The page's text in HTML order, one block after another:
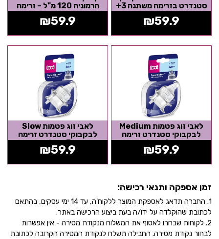
סטנדרט בזרימה משתנה 3+
₪59.9
הרמוניה 120 מ"ל – זרימה
איטית מאוד 0+
₪59.9
לאבי זוג פטמות Medium
לבקבוקי סטנדרט זרימה
בינונית 6+ שלב שני
₪59.9
לאבי זוג פטמות Slow
לבקבוקי סטנדרט זרימה
איטית 3+ שלב ראשון
₪59.9
זמן אספקה ותנאי רכישה:
1. החברה תדאג לאספקת המוצר ללקוח'ה, עד 14 ימי עסקים, בהתאם
לכתובת שהוקלדה על ידו/ה בעת ביצוע הרכישה באתר.
2. לקוחות שבחרו לאסוף את המשלוח מנקודת מסירה - אין אפשרות
לבחור נקודת מסירה. החבילה תשלח לנקודת המסירה הקרובה לכתובת